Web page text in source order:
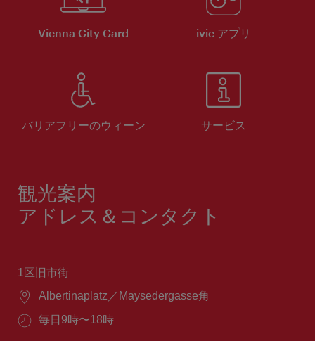
Vienna City Card ivie アプリ
バリアフリーのウィーン サービス
観光案内
アドレス＆コンタクト
1区旧市街
場
Albertinaplatz／Maysedergasse角
営
毎日9時〜18時